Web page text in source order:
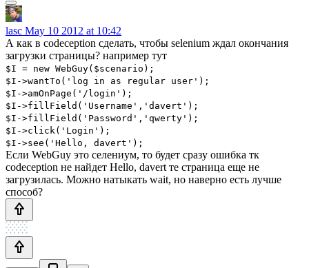
lasc May 10 2012 at 10:42
А как в codeception сделать, чтобы selenium ждал окончания
загрузки страницы? например тут
$I = new WebGuy($scenario);
$I->wantTo('log in as regular user');
$I->amOnPage('/login');
$I->fillField('Username','davert');
$I->fillField('Password','qwerty');
$I->click('Login');
$I->see('Hello, davert');
Если WebGuy это селениум, то будет сразу ошибка тк
codeception не найдет Hello, davert те страница еще не
загрузилась. Можно натыкать wait, но наверно есть лучше
способ?